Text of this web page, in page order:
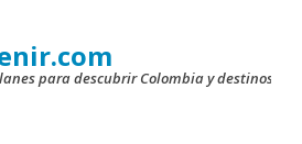
para descubrir Colombia y destinos